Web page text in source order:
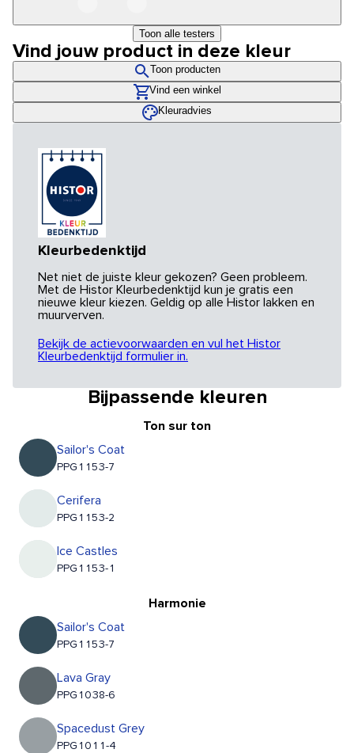
Toon alle testers
Vind jouw product in deze kleur
Toon producten
Vind een winkel
Kleuradvies
Kleurbedenktijd
Net niet de juiste kleur gekozen? Geen probleem.
Met de Histor Kleurbedenktijd kun je gratis een
nieuwe kleur kiezen. Geldig op alle Histor lakken en
muurverven.
Bekijk de actievoorwaarden en vul het Histor
Kleurbedenktijd formulier in.
Bijpassende kleuren
Ton sur ton
Sailor's Coat
PPG1153-7
Cerifera
PPG1153-2
Ice Castles
PPG1153-1
Harmonie
Sailor's Coat
PPG1153-7
Lava Gray
PPG1038-6
Spacedust Grey
PPG1011-4